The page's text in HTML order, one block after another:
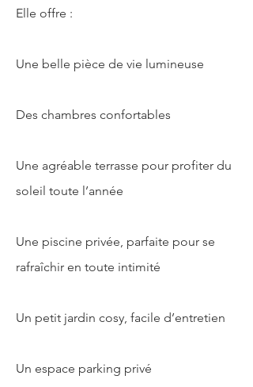
Elle offre :
Une belle pièce de vie lumineuse
Des chambres confortables
Une agréable terrasse pour profiter du
soleil toute l’année
Une piscine privée, parfaite pour se
rafraîchir en toute intimité
Un petit jardin cosy, facile d’entretien
Un espace parking privé